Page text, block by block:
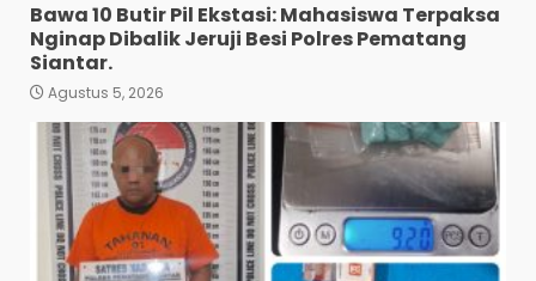
Bawa 10 Butir Pil Ekstasi: Mahasiswa Terpaksa
Nginap Dibalik Jeruji Besi Polres Pematang
Siantar.
Agustus 5, 2026
3
Anak Diduga Diringkus
Polsek Siantar Utara.
Agustus 5, 2026
Polresta Deli Serdang Bekuk
Dua Pengedar Narkoba di